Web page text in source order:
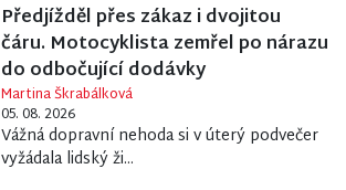
Předjížděl přes zákaz i dvojitou
čáru. Motocyklista zemřel po nárazu
do odbočující dodávky
Martina Škrabálková
05. 08. 2026
Vážná dopravní nehoda si v úterý podvečer
vyžádala lidský ži...